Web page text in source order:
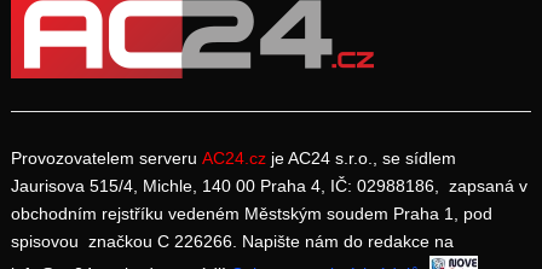
Provozovatelem serveru AC24.cz je AC24 s.r.o., se sídlem
Jaurisova 515/4, Michle, 140 00 Praha 4, IČ: 02988186, zapsaná v
obchodním rejstříku vedeném Městským soudem Praha 1, pod
spisovou značkou C 226266. Napište nám do redakce na